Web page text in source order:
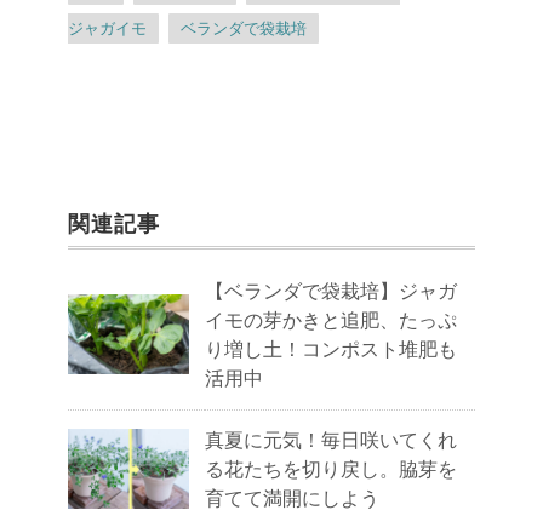
ジャガイモ ベランダで袋栽培
関連記事
【ベランダで袋栽培】ジャガ
イモの芽かきと追肥、たっぷ
り増し土！コンポスト堆肥も
活用中
真夏に元気！毎日咲いてくれ
る花たちを切り戻し。脇芽を
育てて満開にしよう